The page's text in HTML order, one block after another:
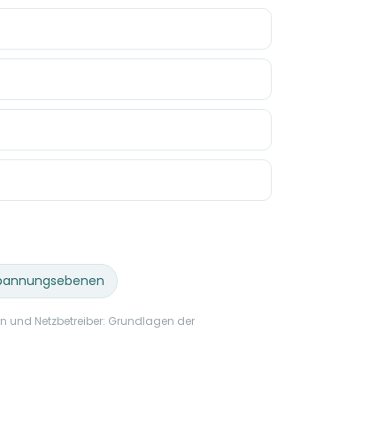
und Netzbetreiber: Grundlagen der